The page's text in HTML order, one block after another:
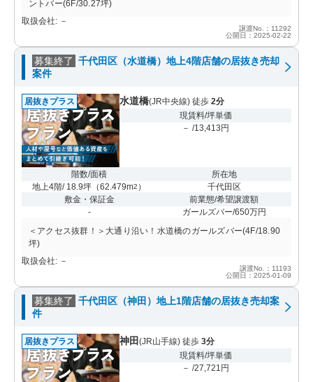
ントバー(6F/30.27坪)
取扱会社: －
譲渡No.：11292
公開日：2025-02-22
募集終了 千代田区（水道橋）地上4階店舗の居抜き売却
案件
居抜きプラス 水道橋(JR中央線) 徒歩 2分
現賃料/坪単価
－ /13,413円
階数/面積
地上4階/ 18.9坪 （62.479m2 ）
所在地
千代田区
敷金・保証金
-
前業態/希望譲渡額
ガールズバー/650万円
＜アクセス抜群！＞大通り沿い！水道橋のガールズバー(4F/18.90
坪)
取扱会社: －
譲渡No.：11193
公開日：2025-01-09
募集終了 千代田区（神田）地上1階店舗の居抜き売却案
件
居抜きプラス 神田 (JR山手線) 徒歩 3分
現賃料/坪単価
－ /27,721円